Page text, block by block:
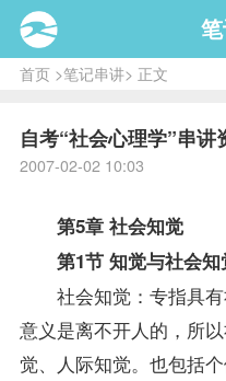
首页>笔记串讲> 正文
自考“社会心理学”串讲
2007-02-02 10:03
第5章 社会知觉
第1节 知觉与社会知
社会知觉：专指具有
意义是离不开人的，所
觉、人际知觉。也包括